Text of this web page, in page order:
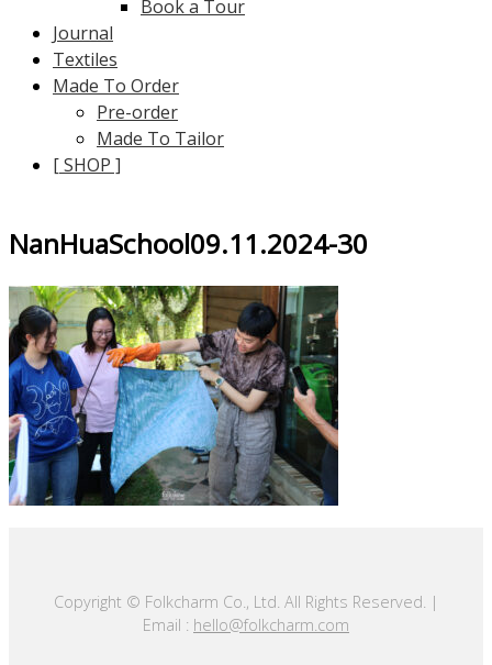
Book a Tour
Journal
Textiles
Made To Order
Pre-order
Made To Tailor
[ SHOP ]
NanHuaSchool09.11.2024-30
Copyright © Folkcharm Co., Ltd. All Rights Reserved. |
Email : hello@folkcharm.com